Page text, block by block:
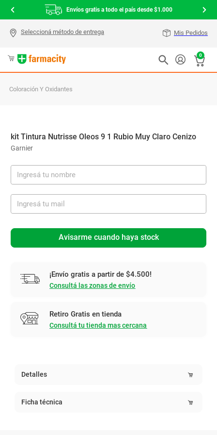
Envíos gratis a todo el país desde $1.000
Mis Pedidos
0
Coloración Y Oxidantes
kit Tintura Nutrisse Oleos 9 1 Rubio Muy Claro Cenizo
Garnier
Avisarme cuando haya stock
¡Envío gratis a partir de $4.500!
Consultá las zonas de envío
Retiro Gratis en tienda
Consultá tu tienda mas cercana
Detalles
Ficha técnica